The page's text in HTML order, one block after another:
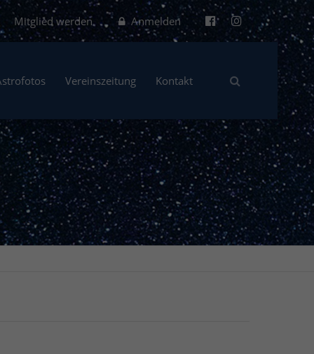
Anmelden
Mitglied werden
Vereinszeitung Kontakt